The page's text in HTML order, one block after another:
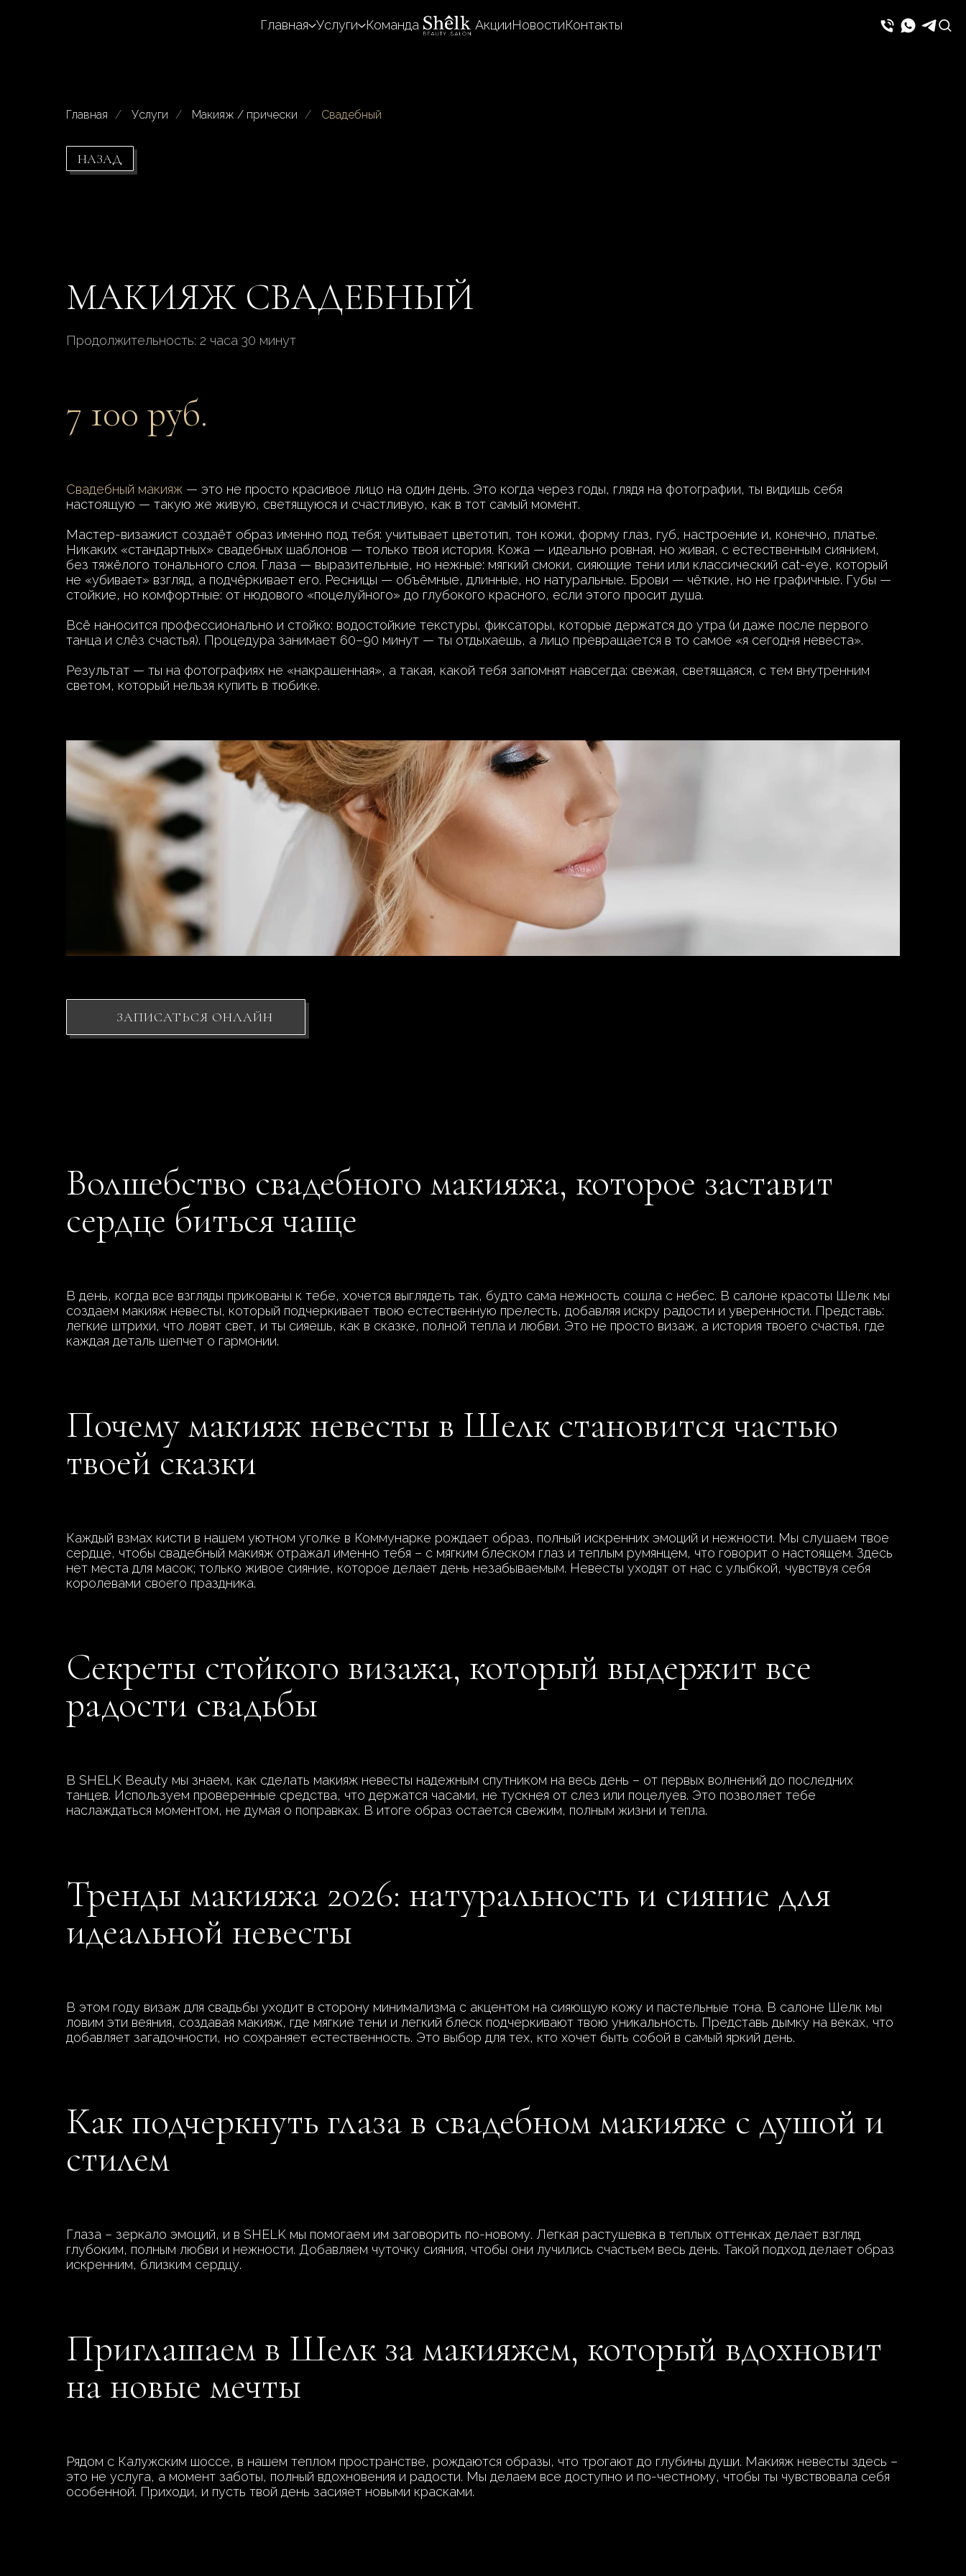
Главная Услуги Команда АкцииНовостиКонтакты
Главная / Услуги / Макияж / прически / Свадебный
НАЗАД
МАКИЯЖ СВАДЕБНЫЙ
Продолжительность: 2 часа 30 минут
7 100 руб.
Свадебный макияж — это не просто красивое лицо на один день. Это когда через годы, глядя на фотографии, ты видишь себя
настоящую — такую же живую, светящуюся и счастливую, как в тот самый момент.
Мастер-визажист создаёт образ именно под тебя: учитывает цветотип, тон кожи, форму глаз, губ, настроение и, конечно, платье.
Никаких «стандартных» свадебных шаблонов — только твоя история. Кожа — идеально ровная, но живая, с естественным сиянием,
без тяжёлого тонального слоя. Глаза — выразительные, но нежные: мягкий смоки, сияющие тени или классический cat-eye, который
не «убивает» взгляд, а подчёркивает его. Ресницы — объёмные, длинные, но натуральные. Брови — чёткие, но не графичные. Губы —
стойкие, но комфортные: от нюдового «поцелуйного» до глубокого красного, если этого просит душа.
Всё наносится профессионально и стойко: водостойкие текстуры, фиксаторы, которые держатся до утра (и даже после первого
танца и слёз счастья). Процедура занимает 60–90 минут — ты отдыхаешь, а лицо превращается в то самое «я сегодня невеста».
Результат — ты на фотографиях не «накрашенная», а такая, какой тебя запомнят навсегда: свежая, светящаяся, с тем внутренним
светом, который нельзя купить в тюбике.
ЗАПИСАТЬСЯ ОНЛАЙН
Волшебство свадебного макияжа, которое заставит
сердце биться чаще
В день, когда все взгляды прикованы к тебе, хочется выглядеть так, будто сама нежность сошла с небес. В салоне красоты Шелк мы
создаем макияж невесты, который подчеркивает твою естественную прелесть, добавляя искру радости и уверенности. Представь:
легкие штрихи, что ловят свет, и ты сияешь, как в сказке, полной тепла и любви. Это не просто визаж, а история твоего счастья, где
каждая деталь шепчет о гармонии.
Почему макияж невесты в Шелк становится частью
твоей сказки
Каждый взмах кисти в нашем уютном уголке в Коммунарке рождает образ, полный искренних эмоций и нежности. Мы слушаем твое
сердце, чтобы свадебный макияж отражал именно тебя – с мягким блеском глаз и теплым румянцем, что говорит о настоящем. Здесь
нет места для масок; только живое сияние, которое делает день незабываемым. Невесты уходят от нас с улыбкой, чувствуя себя
королевами своего праздника.
Секреты стойкого визажа, который выдержит все
радости свадьбы
В SHELK Beauty мы знаем, как сделать макияж невесты надежным спутником на весь день – от первых волнений до последних
танцев. Используем проверенные средства, что держатся часами, не тускнея от слез или поцелуев. Это позволяет тебе
наслаждаться моментом, не думая о поправках. В итоге образ остается свежим, полным жизни и тепла.
Тренды макияжа 2026: натуральность и сияние для
идеальной невесты
В этом году визаж для свадьбы уходит в сторону минимализма с акцентом на сияющую кожу и пастельные тона. В салоне Шелк мы
ловим эти веяния, создавая макияж, где мягкие тени и легкий блеск подчеркивают твою уникальность. Представь дымку на веках, что
добавляет загадочности, но сохраняет естественность. Это выбор для тех, кто хочет быть собой в самый яркий день.
Как подчеркнуть глаза в свадебном макияже с душой и
стилем
Глаза – зеркало эмоций, и в SHELK мы помогаем им заговорить по-новому. Легкая растушевка в теплых оттенках делает взгляд
глубоким, полным любви и нежности. Добавляем чуточку сияния, чтобы они лучились счастьем весь день. Такой подход делает образ
искренним, близким сердцу.
Приглашаем в Шелк за макияжем, который вдохновит
на новые мечты
Рядом с Калужским шоссе, в нашем теплом пространстве, рождаются образы, что трогают до глубины души. Макияж невесты здесь –
это не услуга, а момент заботы, полный вдохновения и радости. Мы делаем все доступно и по-честному, чтобы ты чувствовала себя
особенной. Приходи, и пусть твой день засияет новыми красками.